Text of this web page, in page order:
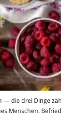
total
durch
— die drei Dinge
Menschen.